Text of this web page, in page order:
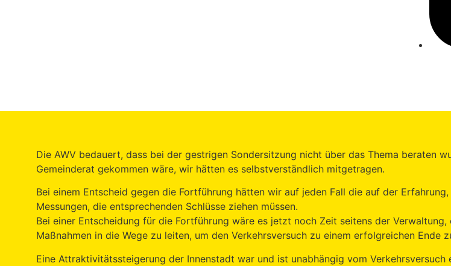
Die AWV bedauert, dass bei der gestrigen Sondersitzung nicht über das Thema beraten
Gemeinderat gekommen wäre, wir hätten es selbstverständlich mitgetragen.
Bei einem Entscheid gegen die Fortführung hätten wir auf jeden Fall die auf der
Messungen, die entsprechenden Schlüsse ziehen müssen.
Bei einer Entscheidung für die Fortführung wäre es jetzt noch Zeit seitens der
Maßnahmen in die Wege zu leiten, um den Verkehrsversuch zu einem erfolgreichen Ende
Eine Attraktivitätssteigerung der Innenstadt war und ist unabhängig vom Verkehrsversuch